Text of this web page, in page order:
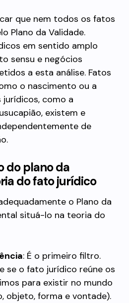
que nem todos os fatos
Plano da Validade.
em sentido amplo
sensu e negócios
a esta análise. Fatos
o nascimento ou a
como a
existem e
de
do plano da
do fato jurídico
o Plano da
situá-lo na teoria do
: É o primeiro filtro.
se o fato jurídico reúne os
para existir no mundo
objeto, forma e vontade).